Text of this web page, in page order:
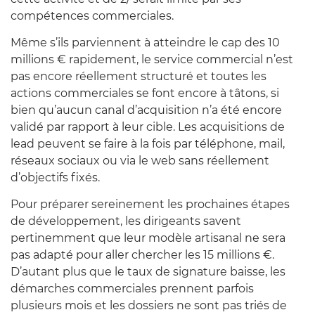
compétences commerciales.
Même s’ils parviennent à atteindre le cap des 10
millions € rapidement, le service commercial n’est
pas encore réellement structuré et toutes les
actions commerciales se font encore à tâtons, si
bien qu’aucun canal d’acquisition n’a été encore
validé par rapport à leur cible. Les acquisitions de
lead peuvent se faire à la fois par téléphone, mail,
réseaux sociaux ou via le web sans réellement
d’objectifs fixés.
Pour préparer sereinement les prochaines étapes
de développement, les dirigeants savent
pertinemment que leur modèle artisanal ne sera
pas adapté pour aller chercher les 15 millions €.
D’autant plus que le taux de signature baisse, les
démarches commerciales prennent parfois
plusieurs mois et les dossiers ne sont pas triés de